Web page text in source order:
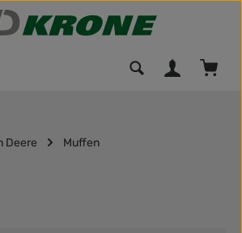
Deere Muffen